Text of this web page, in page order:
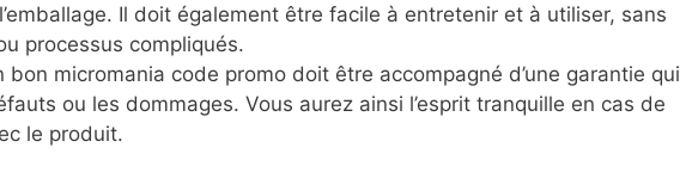
Il doit également être facile à entretenir et à utiliser, sans
processus compliqués.
bon micromania code promo doit être accompagné d’une garantie qui
ou les dommages. Vous aurez ainsi l’esprit tranquille en cas de
le produit.